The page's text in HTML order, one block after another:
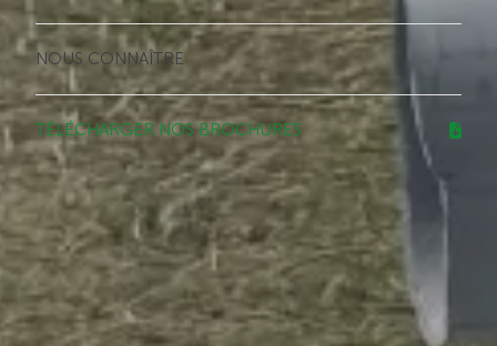
NOUS CONNAÎTRE
TÉLÉCHARGER NOS BROCHURES